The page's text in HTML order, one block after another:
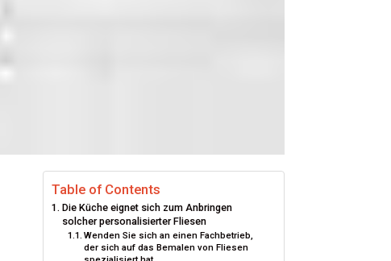
Table of Contents
Die Küche eignet sich zum Anbringen
solcher personalisierter Fliesen
Wenden Sie sich an einen Fachbetrieb,
der sich auf das Bemalen von Fliesen